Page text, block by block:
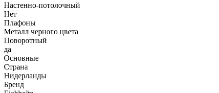
Настенно-потолочный
Нет
Плафоны
Металл черного цвета
Поворотный
да
Основные
Страна
Нидерланды
Бренд